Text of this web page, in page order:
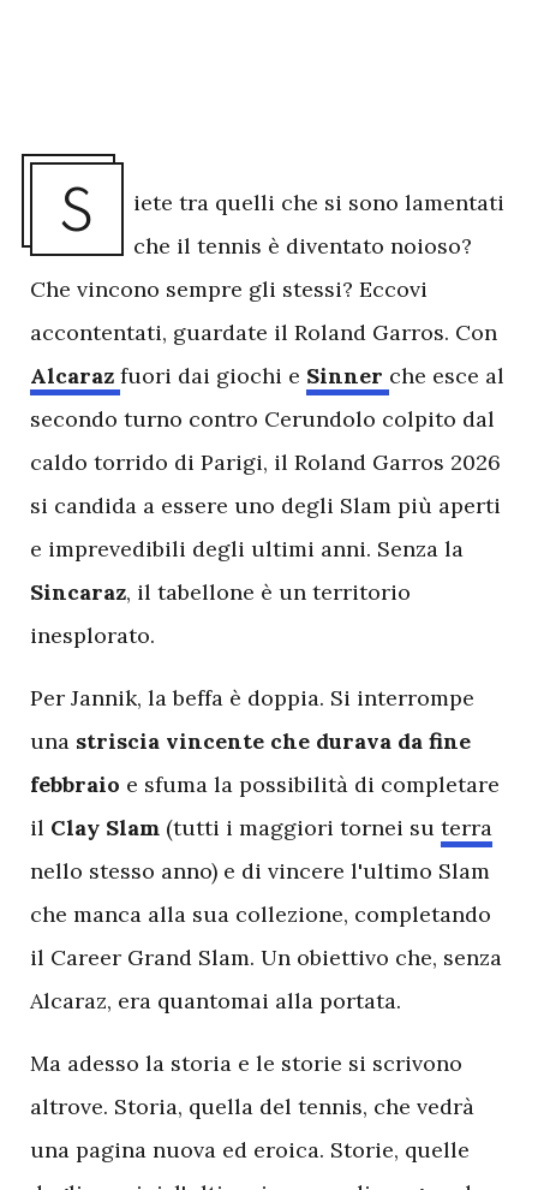
S
iete tra quelli che si sono lamentati
che il tennis è diventato noioso?
Che vincono sempre gli stessi? Eccovi
accontentati, guardate il Roland Garros. Con
Alcaraz fuori dai giochi e Sinner che esce al
secondo turno contro Cerundolo colpito dal
caldo torrido di Parigi, il Roland Garros 2026
si candida a essere uno degli Slam più aperti
e imprevedibili degli ultimi anni. Senza la
Sincaraz, il tabellone è un territorio
inesplorato.
Per Jannik, la beffa è doppia. Si interrompe
una striscia vincente che durava da fine
febbraio e sfuma la possibilità di completare
il Clay Slam (tutti i maggiori tornei su terra
nello stesso anno) e di vincere l'ultimo Slam
che manca alla sua collezione, completando
il Career Grand Slam. Un obiettivo che, senza
Alcaraz, era quantomai alla portata.
Ma adesso la storia e le storie si scrivono
altrove. Storia, quella del tennis, che vedrà
una pagina nuova ed eroica. Storie, quelle